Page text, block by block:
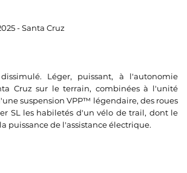
- Santa Cruz
Léger, puissant, à l'autonomie
Cruz sur le terrain, combinées à l'unité
suspension VPP™ légendaire, des roues
SL les habiletés d'un vélo de trail, dont le
puissance de l'assistance électrique.